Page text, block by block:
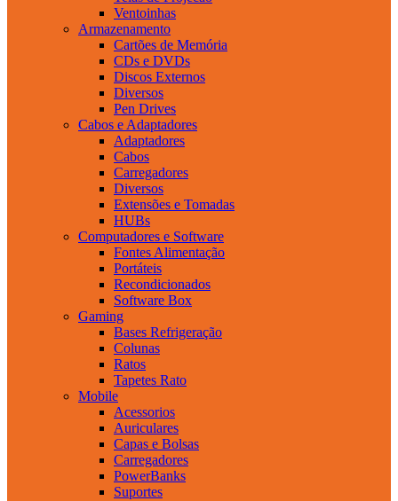
Ventoinhas
Armazenamento
Cartões de Memória
CDs e DVDs
Discos Externos
Diversos
Pen Drives
Cabos e Adaptadores
Adaptadores
Cabos
Carregadores
Diversos
Extensões e Tomadas
HUBs
Computadores e Software
Fontes Alimentação
Portáteis
Recondicionados
Software Box
Gaming
Bases Refrigeração
Colunas
Ratos
Tapetes Rato
Mobile
Acessorios
Auriculares
Capas e Bolsas
Carregadores
PowerBanks
Suportes